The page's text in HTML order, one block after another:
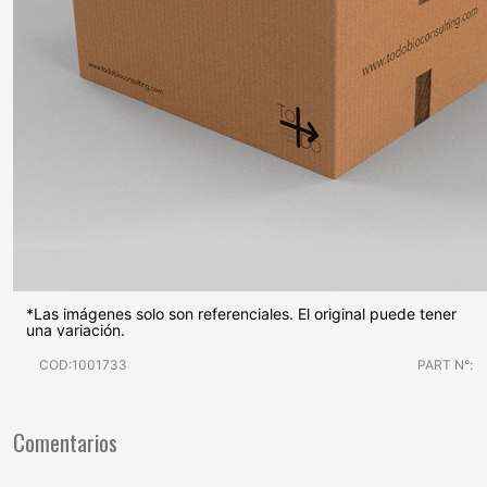
*Las imágenes solo son referenciales. El original puede tener
una variación.
COD:1001733 PART N°:
Comentarios